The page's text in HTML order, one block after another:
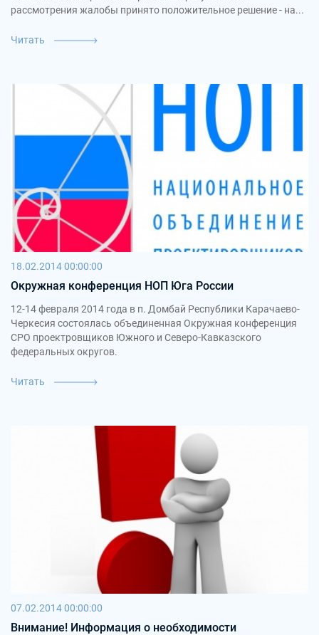
рассмотрения жалобы принято положительное решение - на...
Читать
18.02.2014 00:00:00
Окружная конференция НОП Юга России
12-14 февраля 2014 года в п. Домбай Республики Карачаево-
Черкесия состоялась объединенная Окружная конференция
СРО проектровщиков Южного и Северо-Кавказского
федеральных округов.
Читать
07.02.2014 00:00:00
Внимание! Информация о необходимости